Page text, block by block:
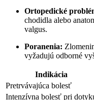
Ortopedické
chodidla alebo
valgus.
Poranenia:
vyžadujú odborné
Indikácia
Pretrvávajúca bolesť
Intenzívna bolesť pri